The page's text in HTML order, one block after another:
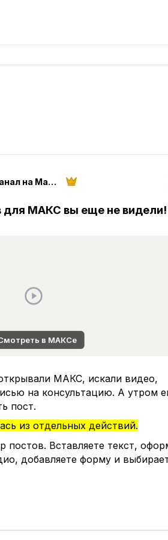
Миксимус (ex. Максимус) – канал на Максимум
для МАКС вы еще не видели!
в МАКСе
МАКС, искали видео,
на консультацию. А утром
пост.
из отдельных действий.
Вставляете текст,
добавляете форму и
в порядок